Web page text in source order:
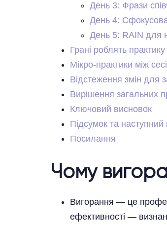
День 3: Фрази
День 4:
День 5: RAIN для
Грані роблять
Мікро-практики між
Відстеження змін для
Вирішення загальних
Ключовий висновок
Підсумок та наступний
Посилання
Чому
Вигорання — це
ефективності —